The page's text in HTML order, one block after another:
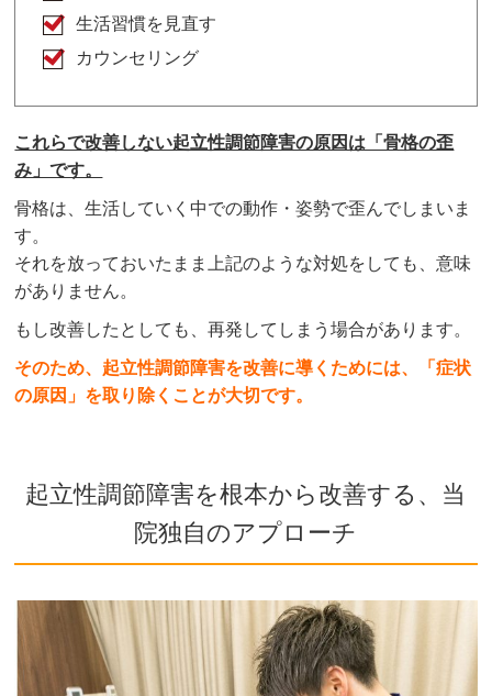
生活習慣を見直す
カウンセリング
これらで改善しない起立性調節障害の原因は「骨格の歪
み」です。
骨格は、生活していく中での動作・姿勢で歪んでしまいま
す。
それを放っておいたまま上記のような対処をしても、意味
がありません。
もし改善したとしても、再発してしまう場合があります。
そのため、起立性調節障害を改善に導くためには、「症状
の原因」を取り除くことが大切です。
起立性調節障害を根本から改善する、当
院独自のアプローチ